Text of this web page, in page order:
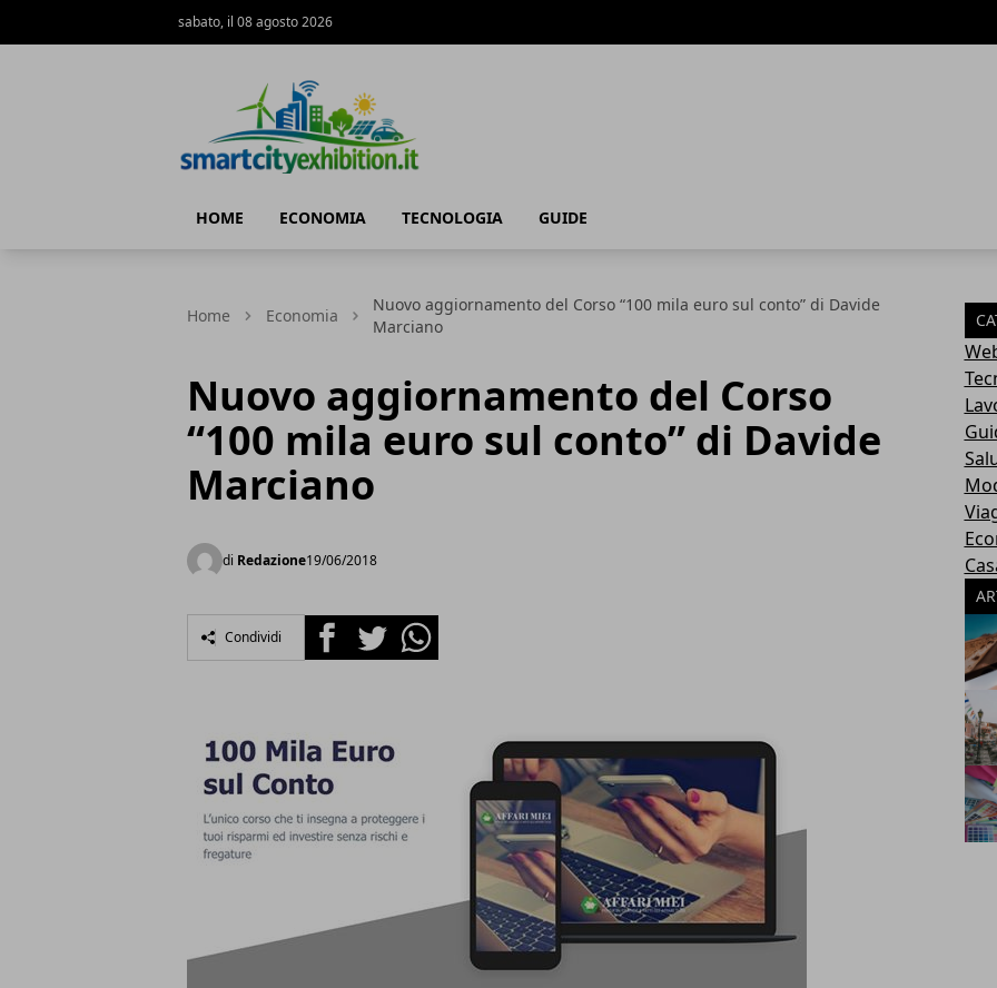
sabato, il 08 agosto 2026
HOME ECONOMIA TECNOLOGIA GUIDE
Home Economia
Nuovo aggiornamento del Corso “100 mila euro sul conto” di Davide
Marciano
Nuovo aggiornamento del Corso
“100 mila euro sul conto” di Davide
Marciano
di Redazione19/06/2018
Condividi FacebookTwitterWhatsapp